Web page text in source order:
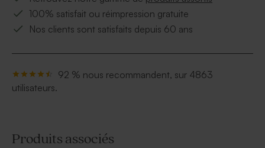
100% satisfait ou réimpression gratuite
Nos clients sont satisfaits depuis 60 ans
92 % nous recommandent, sur 4863
utilisateurs.
Produits associés